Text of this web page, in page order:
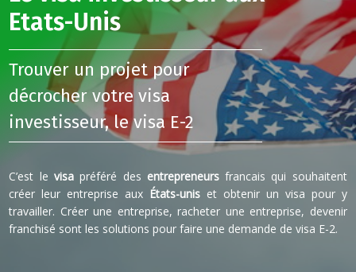
Etats-Unis
Trouver un projet pour
décrocher votre visa
investisseur, le visa E-2
C’est le visapréféré des entrepreneursfrancais qui souhaitent
créer leur entreprise aux États-unis et obtenir un visa pour y
travailler. Créer une entreprise, racheter une entreprise, devenir
franchisé sont les solutions pour faire une demande de visa E-2.